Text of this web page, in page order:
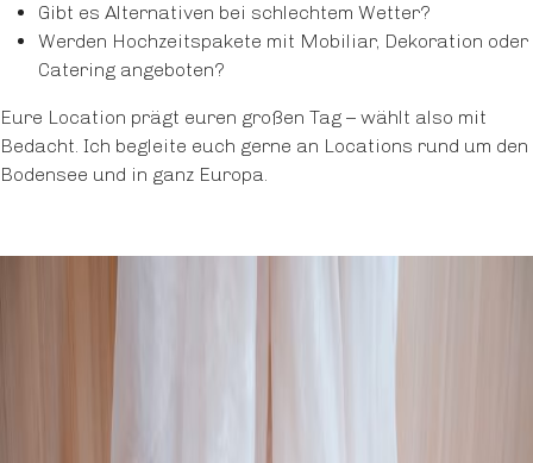
Gibt es Alternativen bei schlechtem Wetter?
Werden Hochzeitspakete mit Mobiliar, Dekoration oder
Catering angeboten?
Eure Location prägt euren großen Tag – wählt also mit
Bedacht. Ich begleite euch gerne an Locations rund um den
Bodensee und in ganz Europa.